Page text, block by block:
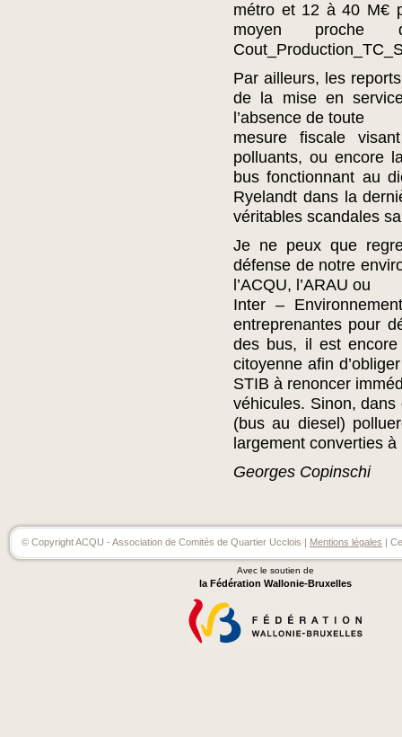
métro et 12 à 40 M€
moyen
Par ailleurs, les
de la mise en
l’absence de toute
mesure fiscale
polluants, ou encore
bus fonctionnant au
Ryelandt dans la
véritables scandales
Je ne peux que
défense de notre
l’ACQU, l’ARAU ou
Inter –
entreprenantes pour
des bus, il est
citoyenne afin
STIB à renoncer
véhicules. Sinon,
(bus au diesel)
largement converties
Georges Copinschi
© Copyright ACQU - Association de Comités de Quartier Ucclois | Mentions légales |
Avec le soutien de
la Fédération Wallonie-Bruxelles